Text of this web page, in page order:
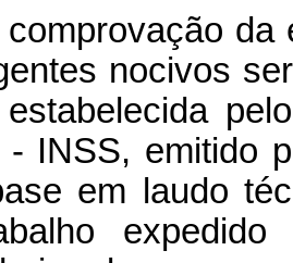
da
nocivos
- INSS, emitido
em laudo